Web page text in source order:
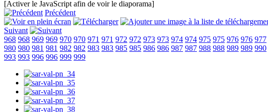
[Activer le JavaScript afin de voir le diaporama]
Précédent
Suivant
968 968 969 969 970 970 971 971 972 972 973 973 974 974 975 975 976 976 977
980 980 981 981 982 982 983 983 985 985 986 986 987 987 988 988 989 989 990
993 993 996 996 999 999